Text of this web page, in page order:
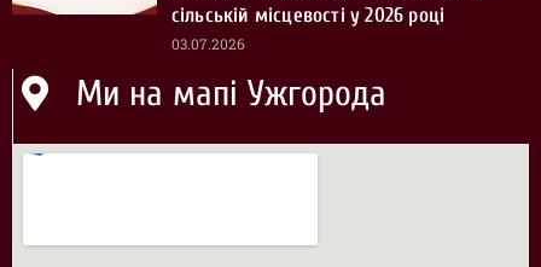
сільській місцевості у 2026 році
03.07.2026
Ми на мапі Ужгорода